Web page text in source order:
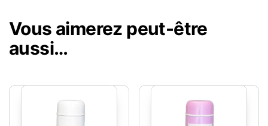
Vous aimerez peut-être
aussi…